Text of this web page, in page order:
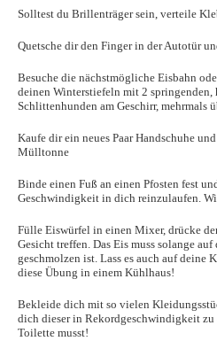
Solltest du Brillenträger sein, verteile
Quetsche dir den Finger in der Autotür
Besuche die nächstmögliche Eisbahn
deinen Winterstiefeln mit 2 springenden,
Schlittenhunden am Geschirr, mehrmals
Kaufe dir ein neues Paar Handschuhe
Mülltonne
Binde einen Fuß an einen Pfosten fest
Geschwindigkeit in dich reinzulaufen.
Fülle Eiswürfel in einen Mixer, drücke
Gesicht treffen. Das Eis muss solange
geschmolzen ist. Lass es auch auf
diese Übung in einem Kühlhaus!
Bekleide dich mit so vielen
dich dieser in Rekordgeschwindigkeit
Toilette musst!